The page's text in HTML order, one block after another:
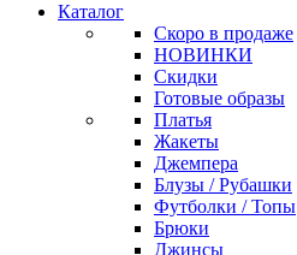
Каталог
Скоро в продаже
НОВИНКИ
Скидки
Готовые образы
Платья
Жакеты
Джемпера
Блузы / Рубашки
Футболки / Топы
Брюки
Джинсы